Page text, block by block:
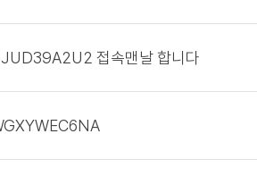
접속맨날 합니다